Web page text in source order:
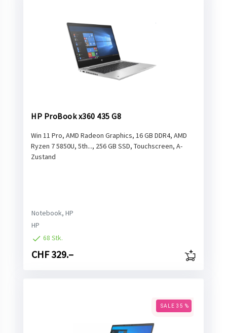
HP ProBook x360 435 G8
Win 11 Pro, AMD Radeon Graphics, 16 GB DDR4, AMD
Ryzen 7 5850U, 5th..., 256 GB SSD, Touchscreen, A-
Zustand
Notebook, HP
HP
68 Stk.
CHF 329.–